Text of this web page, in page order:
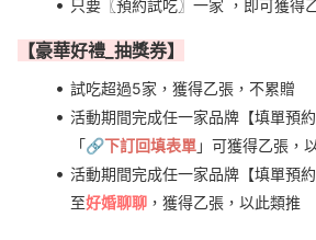
只要〖預約試吃〗一家 ，即可獲得
【豪華好禮_抽獎券】
試吃超過5家，獲得乙張，不累贈
活動期間完成任一家品牌【填單預
「🔗下訂回填表單」可獲得乙張，
活動期間完成任一家品牌【填單預約
至好婚聊聊 ，獲得乙張，以此類推